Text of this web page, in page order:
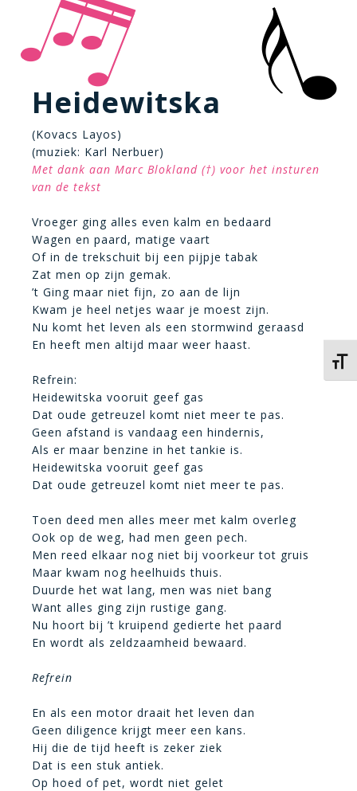
Heidewitska
(Kovacs Layos)
(muziek: Karl Nerbuer)
Met dank aan Marc Blokland (†) voor het insturen
van de tekst
Vroeger ging alles even kalm en bedaard
Wagen en paard, matige vaart
Of in de trekschuit bij een pijpje tabak
Zat men op zijn gemak.
’t Ging maar niet fijn, zo aan de lijn
Kwam je heel netjes waar je moest zijn.
Nu komt het leven als een stormwind geraasd
En heeft men altijd maar weer haast.
Refrein:
Heidewitska vooruit geef gas
Dat oude getreuzel komt niet meer te pas.
Geen afstand is vandaag een hindernis,
Als er maar benzine in het tankie is.
Heidewitska vooruit geef gas
Dat oude getreuzel komt niet meer te pas.
Toen deed men alles meer met kalm overleg
Ook op de weg, had men geen pech.
Men reed elkaar nog niet bij voorkeur tot gruis
Maar kwam nog heelhuids thuis.
Duurde het wat lang, men was niet bang
Want alles ging zijn rustige gang.
Nu hoort bij ’t kruipend gedierte het paard
En wordt als zeldzaamheid bewaard.
Refrein
En als een motor draait het leven dan
Geen diligence krijgt meer een kans.
Hij die de tijd heeft is zeker ziek
Dat is een stuk antiek.
Op hoed of pet, wordt niet gelet